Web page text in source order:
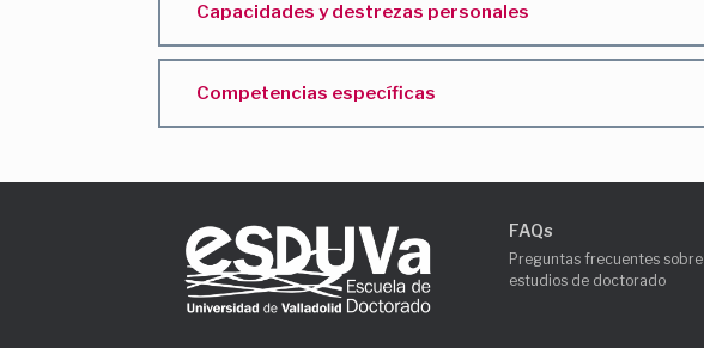
Capacidades y destrezas personales
Competencias específicas
FAQs
Preguntas frecuentes sobre
estudios de doctorado